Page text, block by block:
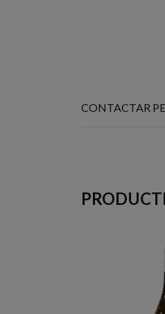
CONTACTAR